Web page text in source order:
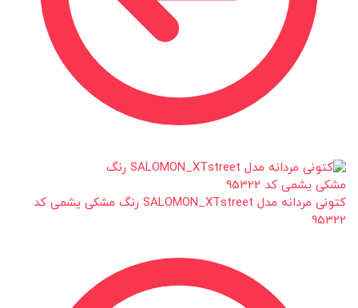
کتونی مردانه مدل SALOMON_XTstreet رنگ مشکی یشمی کد
95322